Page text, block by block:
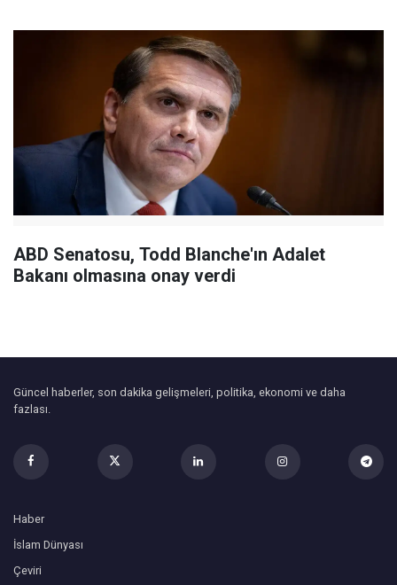
ABD Senatosu, Todd Blanche'ın Adalet
Bakanı olmasına onay verdi
Güncel haberler, son dakika gelişmeleri, politika, ekonomi ve daha
fazlası.
Haber
İslam Dünyası
Çeviri